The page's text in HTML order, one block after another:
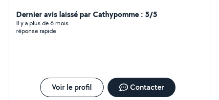
aidez dans n'importe quel domaine je sais me
débrouiller .
Dernier avis laissé par Cathypomme : 5/5
Il y a plus de 6 mois
réponse rapide
Voir le profil Contacter